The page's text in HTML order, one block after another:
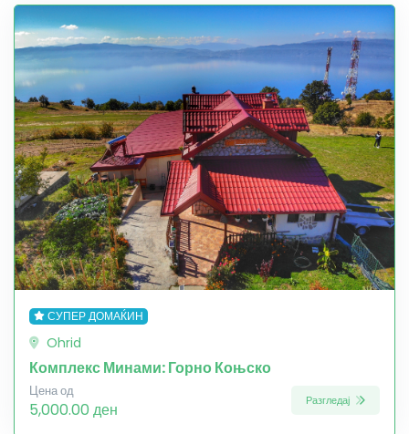
СУПЕР ДОМАЌИН
Ohrid
Комплекс Минами: Горно Коњско
Цена од
5,000.00 ден Разгледај